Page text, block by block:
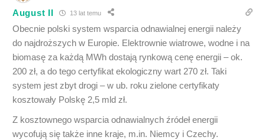
August II 13 lat temu
Obecnie polski system wsparcia odnawialnej energii należy
do najdroższych w Europie. Elektrownie wiatrowe, wodne i na
biomasę za każdą MWh dostają rynkową cenę energii – ok.
200 zł, a do tego certyfikat ekologiczny wart 270 zł. Taki
system jest zbyt drogi – w ub. roku zielone certyfikaty
kosztowały Polskę 2,5 mld zł.
Z kosztownego wsparcia odnawialnych źródeł energii
wycofują się także inne kraje, m.in. Niemcy i Czechy.